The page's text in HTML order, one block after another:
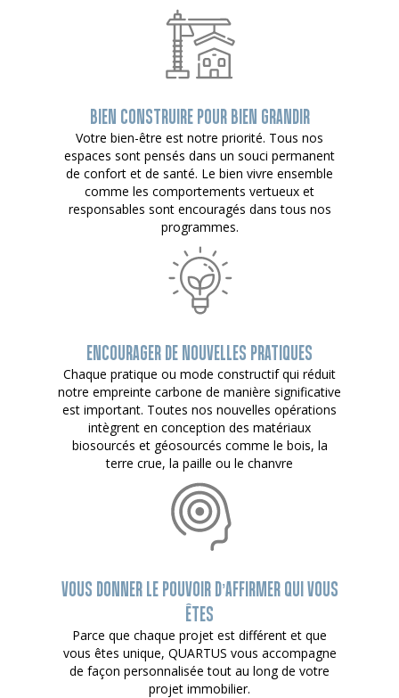
BIEN CONSTRUIRE POUR BIEN GRANDIR
Votre bien-être est notre priorité. Tous nos
espaces sont pensés dans un souci permanent
de confort et de santé. Le bien vivre ensemble
comme les comportements vertueux et
responsables sont encouragés dans tous nos
programmes.
ENCOURAGER DE NOUVELLES PRATIQUES
Chaque pratique ou mode constructif qui réduit
notre empreinte carbone de manière significative
est important. Toutes nos nouvelles opérations
intègrent en conception des matériaux
biosourcés et géosourcés comme le bois, la
terre crue, la paille ou le chanvre
VOUS DONNER LE POUVOIR D’AFFIRMER QUI VOUS
ÊTES
Parce que chaque projet est différent et que
vous êtes unique, QUARTUS vous accompagne
de façon personnalisée tout au long de votre
projet immobilier.